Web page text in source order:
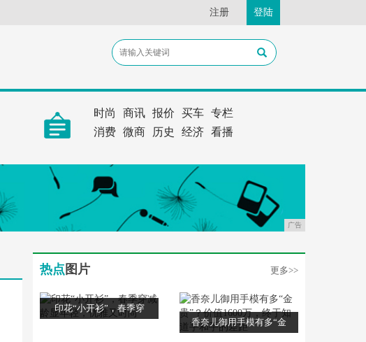
注册 登陆
时尚 商讯 报价 买车 专栏
消费 微商 历史 经济 看播
广告
热点 图片 更多>>
印花“小开衫”，春季穿
香奈儿御用手模有多“金